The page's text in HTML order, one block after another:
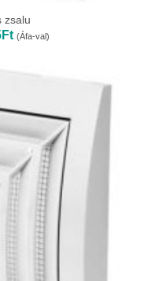
zsalu
FtÁrtartomány:
11
30
(Áfa-val)